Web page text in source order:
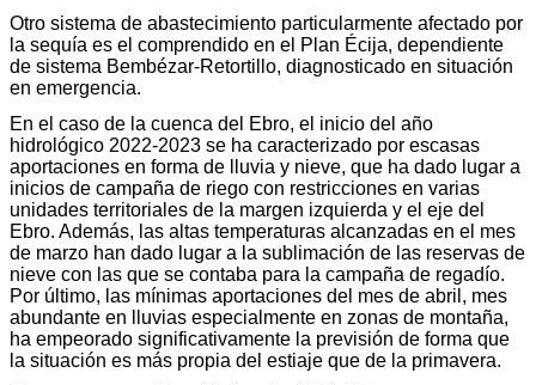
Otro sistema de abastecimiento particularmente afectado por
la sequía es el comprendido en el Plan Écija, dependiente
de sistema Bembézar-Retortillo, diagnosticado en situación
en emergencia.
En el caso de la cuenca del Ebro, el inicio del año
hidrológico 2022-2023 se ha caracterizado por escasas
aportaciones en forma de lluvia y nieve, que ha dado lugar a
inicios de campaña de riego con restricciones en varias
unidades territoriales de la margen izquierda y el eje del
Ebro. Además, las altas temperaturas alcanzadas en el mes
de marzo han dado lugar a la sublimación de las reservas de
nieve con las que se contaba para la campaña de regadío.
Por último, las mínimas aportaciones del mes de abril, mes
abundante en lluvias especialmente en zonas de montaña,
ha empeorado significativamente la previsión de forma que
la situación es más propia del estiaje que de la primavera.